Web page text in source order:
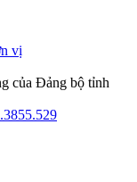
vị
của Đảng bộ tỉnh